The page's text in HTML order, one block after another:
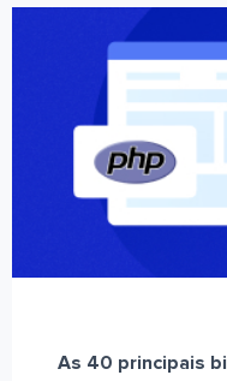
As 40 principais